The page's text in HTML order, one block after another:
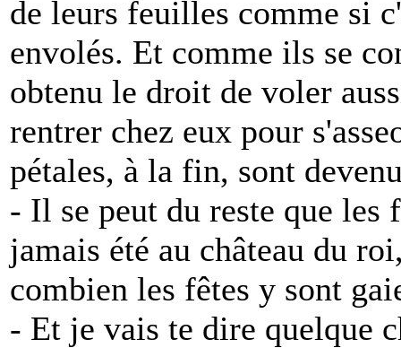
de leurs feuilles comme si
envolés. Et comme ils se
obtenu le droit de voler
rentrer chez eux pour
pétales, à la fin, sont
- Il se peut du reste que
jamais été au château du
combien les fêtes y sont
- Et je vais te dire quelque